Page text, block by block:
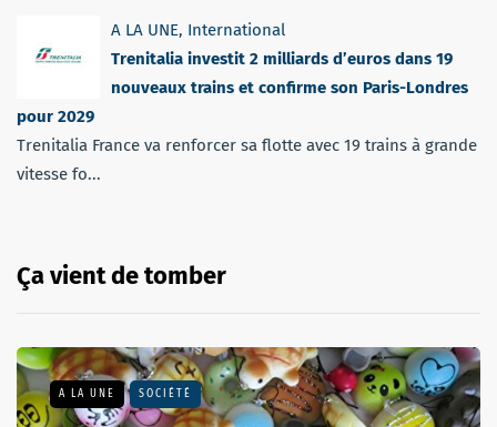
A LA UNE, International
Trenitalia investit 2 milliards d’euros dans 19
nouveaux trains et confirme son Paris-Londres
pour 2029
Trenitalia France va renforcer sa flotte avec 19 trains à grande
vitesse fo...
Ça vient de tomber
A LA UNE SOCIÉTÉ